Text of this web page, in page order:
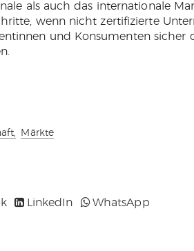
als auch das internationale
wenn nicht zertifizierte
und Konsumenten sicher
Märkte
LinkedIn WhatsApp